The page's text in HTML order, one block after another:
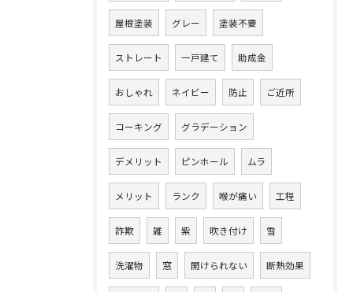
屋根塗装 グレー 塗装不要
ストレート 一戸建て 助成金
おしゃれ ネイビー 防止 ご近所
コーキング グラデーション
デメリット ピンホール ムラ
メリット ランク 喉が痛い 工程
詐欺 雑 紫 吹き付け 雪
洗濯物 窓 開けられない 断熱効果